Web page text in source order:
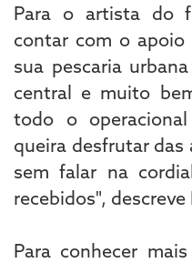
Para o artista do
contar com o
sua pescaria
central e muito
todo o
queira desfrutar das
sem falar na
recebidos", descreve
Para conhecer